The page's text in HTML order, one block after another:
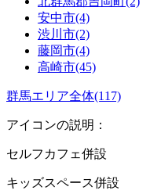
安中市(4)
渋川市(2)
藤岡市(4)
高崎市(45)
群馬エリア全体(117)
アイコンの説明：
セルフカフェ併設
キッズスペース併設